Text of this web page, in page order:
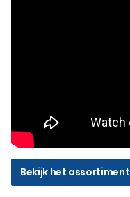
Bekijk het assortiment